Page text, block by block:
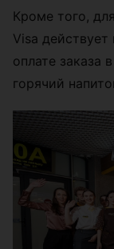
Кроме того,
Visa
оплате заказа
горячий